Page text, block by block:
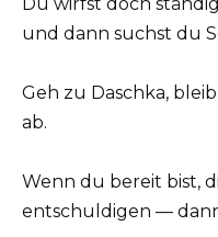
und dann suchst du
Geh zu Daschka,
ab.
Wenn du bereit bist,
entschuldigen —